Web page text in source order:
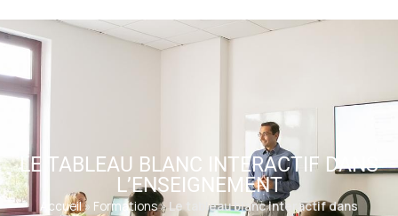
LE TABLEAU BLANC INTERACTIF DANS
L’ENSEIGNEMENT
Accueil» Formations» Le tableau blanc interactif dans